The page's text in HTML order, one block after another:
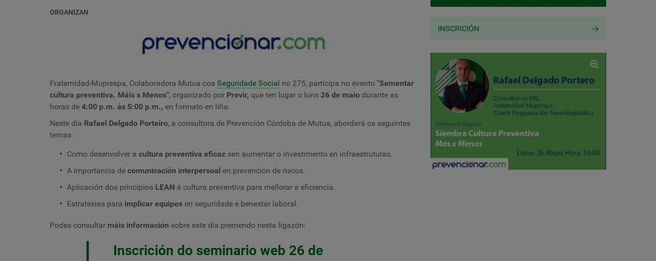
ORGANIZAN
Fraternidad-Muprespa, Colaboradora Mutua coa Seguridade Social no 275, participa no evento "Sementar
cultura preventiva. Máis x Menos", organizado por Previr, que ten lugar o luns 26 de maio durante as
horas de 4:00 p.m. ás 5:00 p.m., en formato en liña.
Neste día Rafael Delgado Porteiro, a consultora de Prevención Córdoba de Mutua, abordará os seguintes
temas:
Como desenvolver a cultura preventiva eficaz sen aumentar o investimento en infraestruturas.
A importancia de comunicación interpersoal en prevención de riscos.
Aplicación dos principios LEAN á cultura preventiva para mellorar a eficiencia.
Estratexias para implicar equipos en seguridade e benestar laboral.
Podes consultar máis información sobre este día premendo nesta ligazón:
Inscrición do seminario web 26 de
INSCRICIÓN